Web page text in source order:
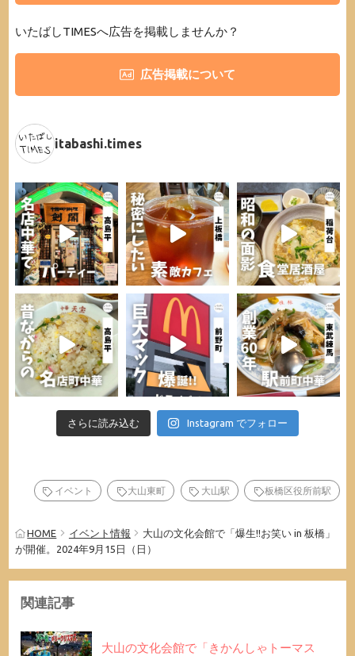
いたばしTIMESへ広告を掲載しませんか？
広告掲載について
itabashi.times
さらに読み込む Instagram でフォロー
イベント 大山東町 大山駅 板橋区役所前駅
HOME イベント情報
大山の文化会館で「爆生!!お笑い in 板橋」
が開催。2024年9月15日（日）
関連記事
大山の文化会館で「きかんしゃトーマス